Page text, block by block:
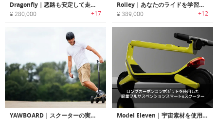
Dragonfly｜悪路も安定して走行可能な4ホイールハイパースクーター「ドラゴンフライ」
¥ 280,000 +17
Rolley｜あなたのライドを学習するスマートeスクーター「ローリー」
¥ 389,000 +12
YAWBOARD｜スクーターの実用性とスケボーの乗り心地を組み合わせたハイブリッドeボード「ヨーボード」 Model Eleven｜宇宙素材を使用した軽量フルサスペンションスマートeスクーター「モデルイレブン」